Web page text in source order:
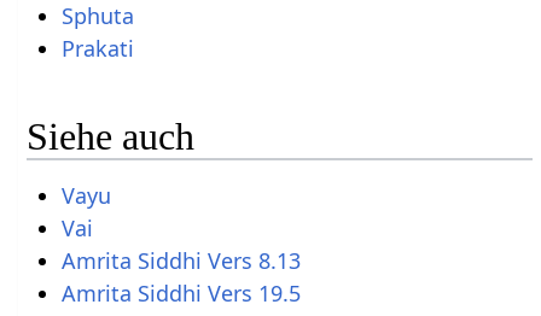
Sphuta
Prakati
Siehe auch
Vayu
Vai
Amrita Siddhi Vers 8.13
Amrita Siddhi Vers 19.5